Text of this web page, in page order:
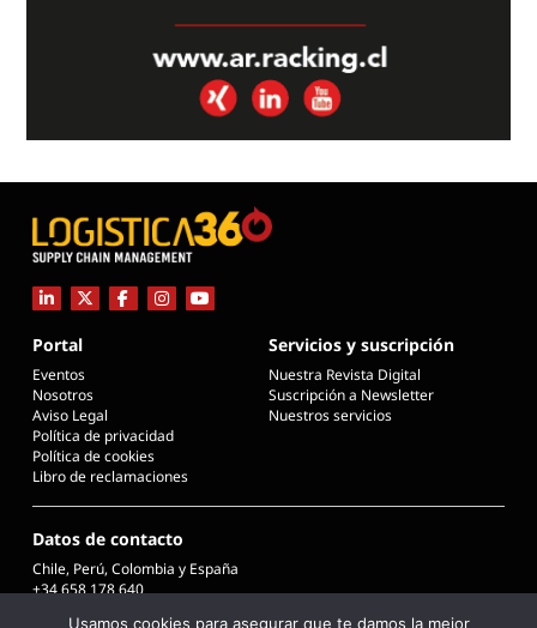
Portal
Eventos
Nosotros
Aviso Legal
Política de privacidad
Política de cookies
Libro de reclamaciones
Servicios y suscripción
Nuestra Revista Digital
Suscripción a Newsletter
Nuestros servicios
Datos de contacto
Chile, Perú, Colombia y España
+34 658 178 640
Usamos cookies para asegurar que te damos la mejor